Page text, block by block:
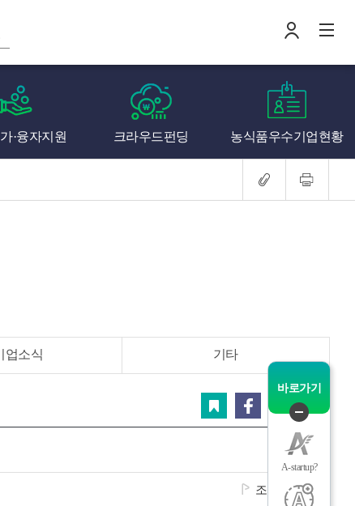
로
그
전
나의창업일지
·융자지원 크라우드펀딩 농식품우수기업현황
업소식 기타
트위터 카카오
조회수 6087
바로가기
퀵
메
뉴
닫
기
A-startup?